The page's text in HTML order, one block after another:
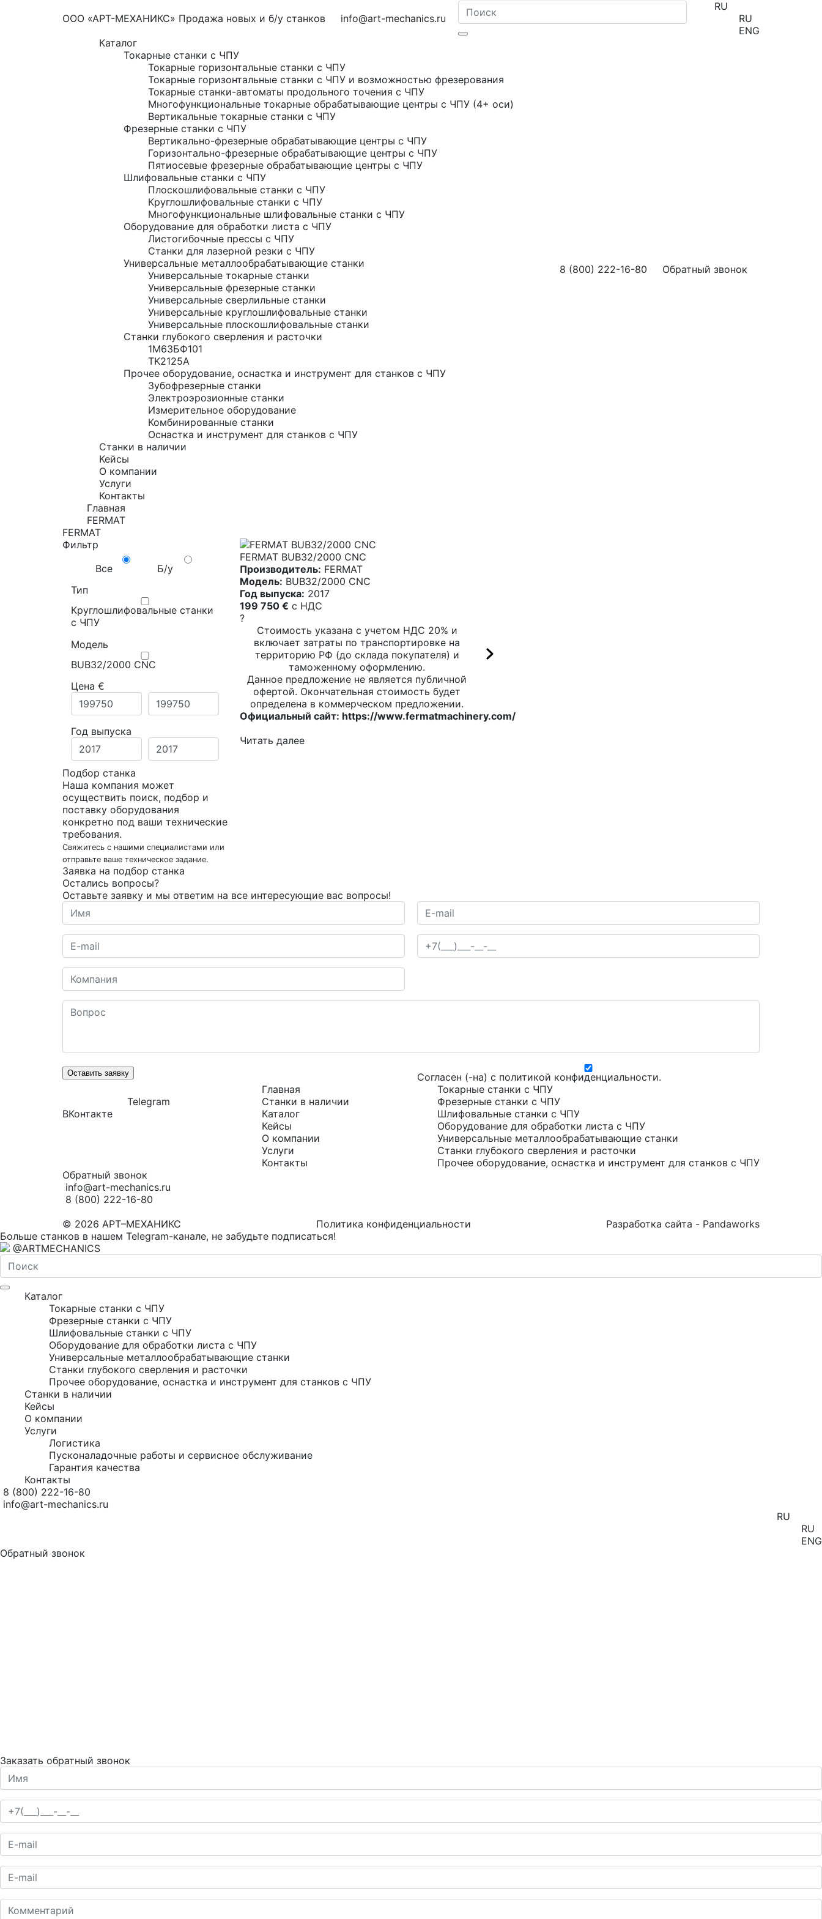
ООО «АРТ-МЕХАНИКС» Продажа новых и б/у станков info@art-mechanics.ru
RU
RU
ENG
Каталог
Токарные станки с ЧПУ
Токарные горизонтальные станки с ЧПУ
Токарные горизонтальные станки с ЧПУ и возможностью фрезерования
Токарные станки-автоматы продольного точения с ЧПУ
Многофункциональные токарные обрабатывающие центры с ЧПУ (4+ оси)
Вертикальные токарные станки с ЧПУ
Фрезерные станки с ЧПУ
Вертикально-фрезерные обрабатывающие центры с ЧПУ
Горизонтально-фрезерные обрабатывающие центры с ЧПУ
Пятиосевые фрезерные обрабатывающие центры с ЧПУ
Шлифовальные станки с ЧПУ
Плоскошлифовальные станки с ЧПУ
Круглошлифовальные станки с ЧПУ
Многофункциональные шлифовальные станки с ЧПУ
Оборудование для обработки листа с ЧПУ
Листогибочные прессы с ЧПУ
Станки для лазерной резки с ЧПУ
Универсальные металлообрабатывающие станки
Универсальные токарные станки
Универсальные фрезерные станки
Универсальные сверлильные станки
Универсальные круглошлифовальные станки
Универсальные плоскошлифовальные станки
Станки глубокого сверления и расточки
1М63БФ101
TK2125A
Прочее оборудование, оснастка и инструмент для станков с ЧПУ
Зубофрезерные станки
Электроэрозионные станки
Измерительное оборудование
Комбинированные станки
Оснастка и инструмент для станков с ЧПУ
Станки в наличии
Кейсы
О компании
Услуги
Контакты
8 (800) 222-16-80 Обратный звонок
Главная
FERMAT
FERMAT
Фильтр
Все
Б/у
Тип
Круглошлифовальные станки
с ЧПУ
Модель
BUB32/2000 CNC
Цена €
Год выпуска
Подбор станка
Наша компания может
осуществить поиск, подбор и
поставку оборудования
конкретно под ваши технические
требования.
Свяжитесь с нашими специалистами или
отправьте ваше техническое задание.
Заявка на подбор станка
FERMAT BUB32/2000 CNC
Производитель: FERMAT
Модель: BUB32/2000 CNC
Год выпуска: 2017
199 750 € c НДС
?
Стоимость указана с учетом НДС 20% и
включает затраты по транспортировке на
территорию РФ (до склада покупателя) и
таможенному оформлению.
Данное предложение не является публичной
офертой. Окончательная стоимость будет
определена в коммерческом предложении.
Официальный сайт: https://www.fermatmachinery.com/
Читать далее
Остались вопросы?
Оставьте заявку и мы ответим на все интересующие вас вопросы!
Оставить заявку Согласен (-на) с политикой конфиденциальности.
ВКонтакте
Telegram
Главная
Станки в наличии
Каталог
Кейсы
О компании
Услуги
Контакты
Токарные станки с ЧПУ
Фрезерные станки с ЧПУ
Шлифовальные станки с ЧПУ
Оборудование для обработки листа с ЧПУ
Универсальные металлообрабатывающие станки
Станки глубокого сверления и расточки
Прочее оборудование, оснастка и инструмент для станков с ЧПУ
Обратный звонок
info@art-mechanics.ru
8 (800) 222-16-80
© 2026 АРТ–МЕХАНИКС
Политика конфиденциальности
Разработка сайта - Pandaworks
Больше станков в нашем Telegram-канале, не забудьте подписаться!
@ARTMECHANICS
Каталог
Токарные станки с ЧПУ
Фрезерные станки с ЧПУ
Шлифовальные станки с ЧПУ
Оборудование для обработки листа с ЧПУ
Универсальные металлообрабатывающие станки
Станки глубокого сверления и расточки
Прочее оборудование, оснастка и инструмент для станков с ЧПУ
Станки в наличии
Кейсы
О компании
Услуги
Логистика
Пусконаладочные работы и сервисное обслуживание
Гарантия качества
Контакты
8 (800) 222-16-80
info@art-mechanics.ru
RU
RU
ENG
Обратный звонок
Заказать обратный звонок